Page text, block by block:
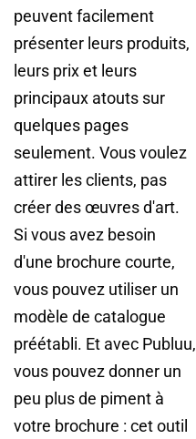
peuvent facilement
présenter leurs produits,
leurs prix et leurs
principaux atouts sur
quelques pages
seulement. Vous voulez
attirer les clients, pas
créer des œuvres d'art.
Si vous avez besoin
d'une brochure courte,
vous pouvez utiliser un
modèle de catalogue
préétabli. Et avec Publuu,
vous pouvez donner un
peu plus de piment à
votre brochure : cet outil